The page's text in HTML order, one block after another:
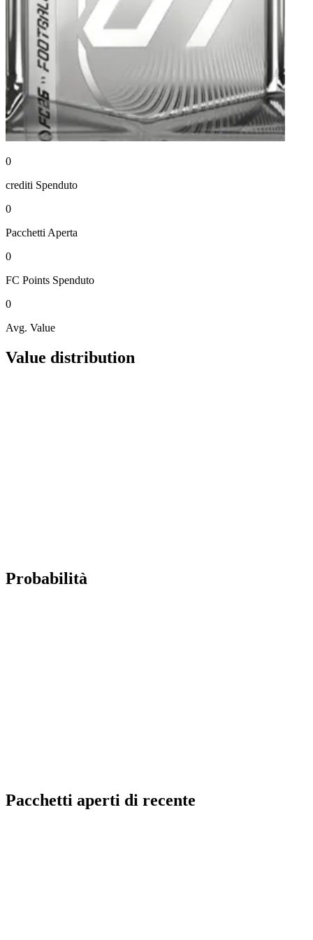
0
crediti Spenduto
0
Pacchetti Aperta
0
FC Points Spenduto
0
Avg. Value
Value distribution
Probabilità
Pacchetti aperti di recente